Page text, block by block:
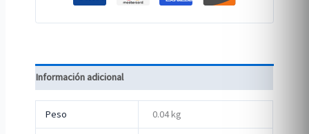
Información adicional
Peso 0.04 kg